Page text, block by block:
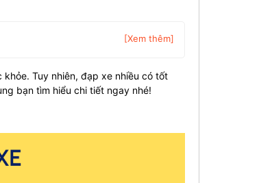
[Xem thêm]
Tuy nhiên, đạp xe nhiều có tốt
bạn tìm hiểu chi tiết ngay nhé!